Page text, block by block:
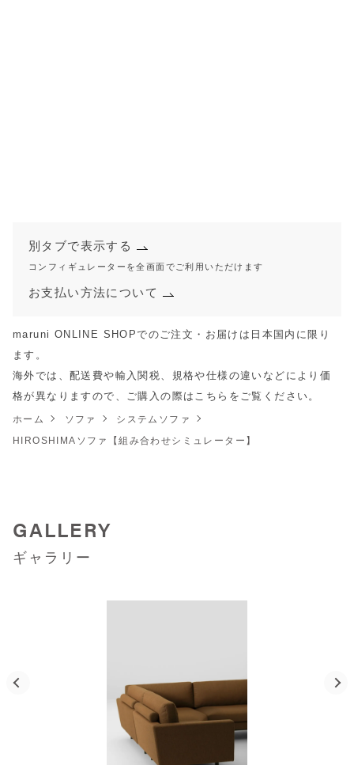
別タブで表示する
コンフィギュレーターを全画面でご利用いただけます
お支払い方法について
maruni ONLINE SHOPでのご注文・お届けは日本国内に限り
ます。
海外では、配送費や輸入関税、規格や仕様の違いなどにより価
格が異なりますので、ご購入の際は こちら をご覧ください。
ホーム ソファ
システムソファ
HIROSHIMAソファ【組み合わせシミュレーター】
GALLERY
ギャラリー